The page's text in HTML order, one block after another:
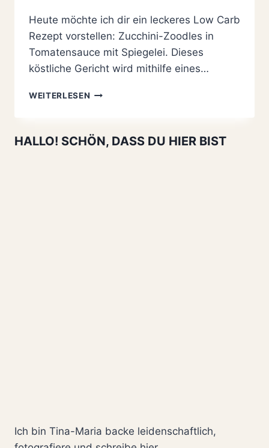
Heute möchte ich dir ein leckeres Low Carb
Rezept vorstellen: Zucchini-Zoodles in
Tomatensauce mit Spiegelei. Dieses
köstliche Gericht wird mithilfe eines…
WEITERLESEN LECKERES
ZUCCHINI-
HALLO! SCHÖN, DASS DU HIER BIST
Ich bin Tina-Maria backe leidenschaftlich,